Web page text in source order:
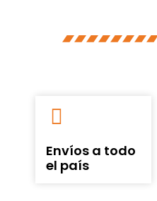
Envíos a todo
el país